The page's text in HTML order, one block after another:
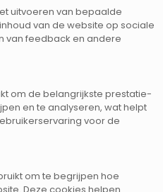
uitvoeren van bepaalde
van de website op sociale
van feedback en andere
om de belangrijkste prestatie-
en te analyseren, wat helpt
voor de
om te begrijpen hoe
Deze cookies helpen